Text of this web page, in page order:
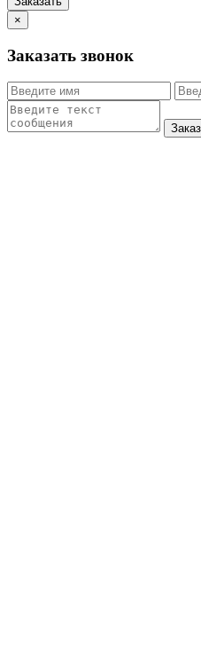
×
Заказать звонок